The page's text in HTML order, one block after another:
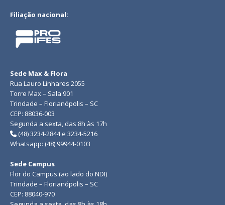
Filiação nacional:
Sede Max & Flora
Rua Lauro Linhares 2055
Torre Max – Sala 901
Trindade – Florianópolis – SC
CEP: 88036-003
Segunda a sexta, das 8h às 17h
(48) 3234-2844 e 3234-5216
Whatsapp: (48) 99944-0103
Sede Campus
Flor do Campus (ao lado do NDI)
Trindade – Florianópolis – SC
CEP: 88040-970